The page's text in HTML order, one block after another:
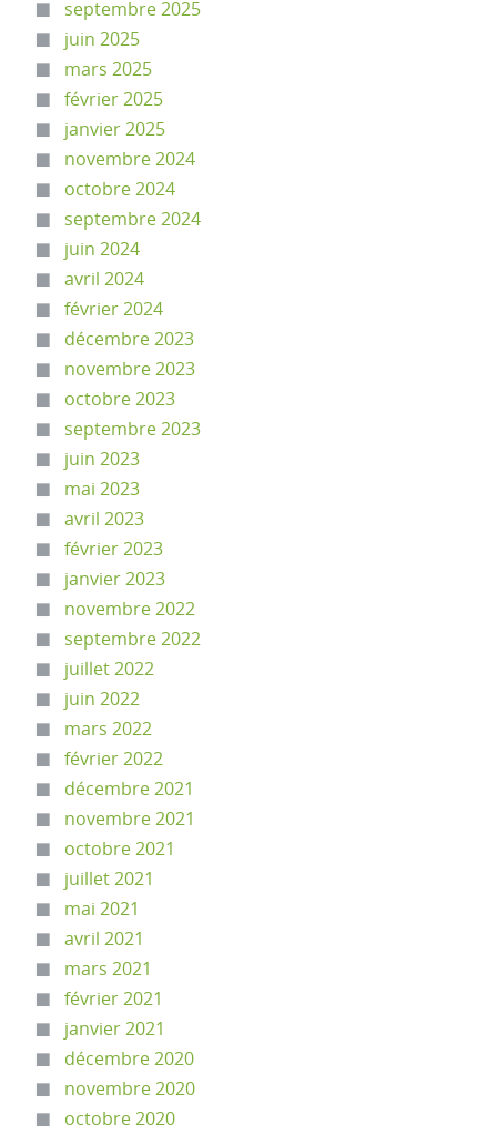
septembre 2025
juin 2025
mars 2025
février 2025
janvier 2025
novembre 2024
octobre 2024
septembre 2024
juin 2024
avril 2024
février 2024
décembre 2023
novembre 2023
octobre 2023
septembre 2023
juin 2023
mai 2023
avril 2023
février 2023
janvier 2023
novembre 2022
septembre 2022
juillet 2022
juin 2022
mars 2022
février 2022
décembre 2021
novembre 2021
octobre 2021
juillet 2021
mai 2021
avril 2021
mars 2021
février 2021
janvier 2021
décembre 2020
novembre 2020
octobre 2020